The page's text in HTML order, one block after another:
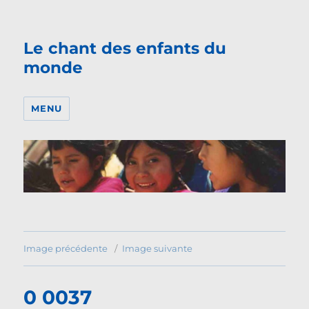
Le chant des enfants du
monde
MENU
Image précédente Image suivante
0 0037